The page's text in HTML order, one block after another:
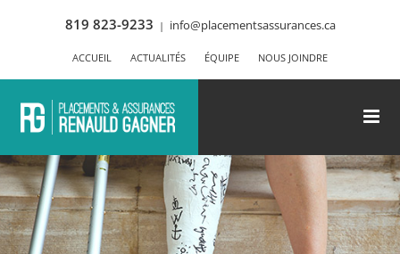
819 823-9233 | info@placementsassurances.ca
ACCUEIL ACTUALITÉS ÉQUIPE NOUS JOINDRE